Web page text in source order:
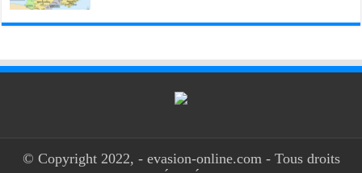
© Copyright 2022, - evasion-online.com - Tous droits